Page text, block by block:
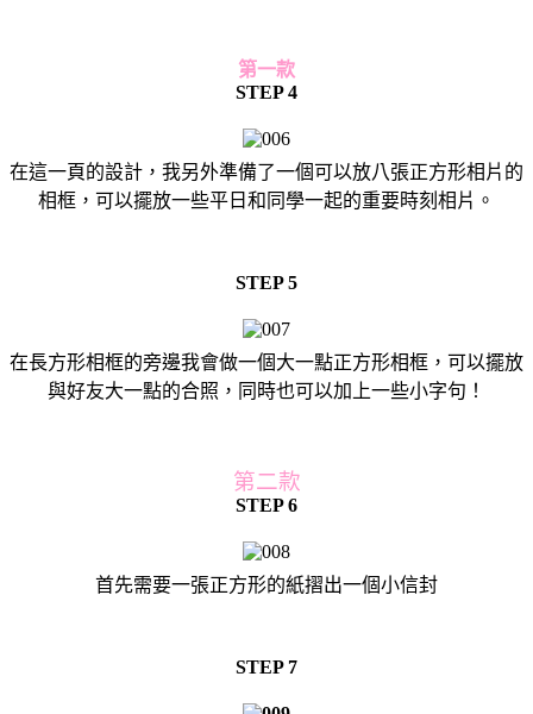
第一款
STEP 4
在這一頁的設計，我另外準備了一個可以放八張正方形相片的
相框，可以擺放一些平日和同學一起的重要時刻相片。
STEP 5
在長方形相框的旁邊我會做一個大一點正方形相框，可以擺放
與好友大一點的合照，同時也可以加上一些小字句！
第二款
STEP 6
首先需要一張正方形的紙摺出一個小信封
STEP 7